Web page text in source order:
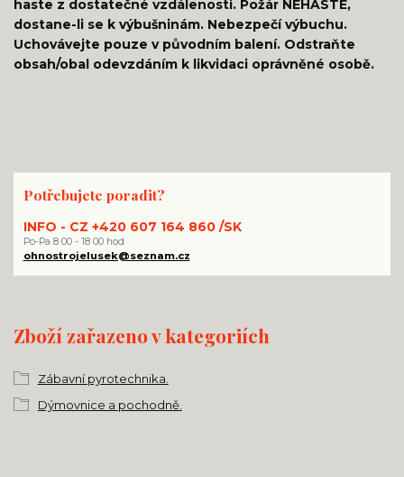
haste z dostatečné vzdálenosti. Požár NEHASTE,
dostane-li se k výbušninám. Nebezpečí výbuchu.
Uchovávejte pouze v původním balení. Odstraňte
obsah/obal odevzdáním k likvidaci oprávněné osobě.
Zboží zařazeno v kategoriích
Zábavní pyrotechnika.
Dýmovnice a pochodně.
Potřebujete poradit?
INFO - CZ +420 607 164 860 /SK
Po-Pa 8 00 - 18 00 hod
ohnostrojelusek@seznam.cz